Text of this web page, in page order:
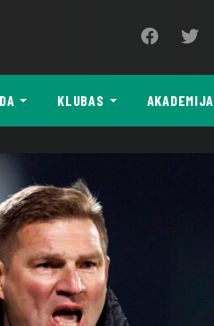
KLUBAS AKADEMIJA